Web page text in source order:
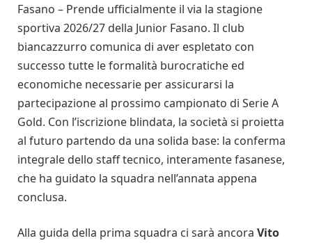
Fasano – Prende ufficialmente il via la stagione
sportiva 2026/27 della Junior Fasano. Il club
biancazzurro comunica di aver espletato con
successo tutte le formalità burocratiche ed
economiche necessarie per assicurarsi la
partecipazione al prossimo campionato di Serie A
Gold. Con l’iscrizione blindata, la società si proietta
al futuro partendo da una solida base: la conferma
integrale dello staff tecnico, interamente fasanese,
che ha guidato la squadra nell’annata appena
conclusa.
Alla guida della prima squadra ci sarà ancora Vito